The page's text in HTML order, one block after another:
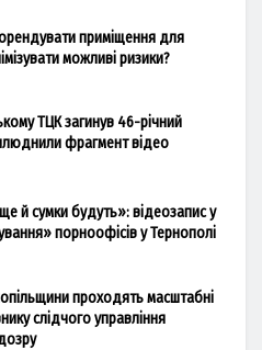
приміщення для
можливі ризики?
ТЦК загинув 46-річний
фрагмент відео
й сумки будуть»: відеозапис у
порноофісів у Тернополі
проходять масштабні
слідчого управління